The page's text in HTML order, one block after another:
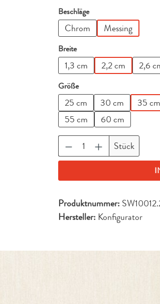
Beschlägeauswählen
Chrom Messing
Breiteauswählen
1,3 cm 2,2 cm 2,6
Größeauswählen
25 cm 30 cm 35 cm
55 cm
60 cm
Produkt Anzahl:
Stück
Produktnummer:
Hersteller: Konfigurator